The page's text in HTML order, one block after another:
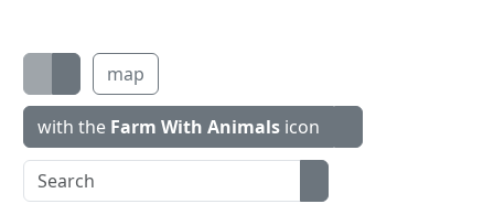
map
with the Farm With Animals icon